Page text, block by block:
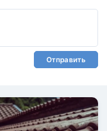
Отправить